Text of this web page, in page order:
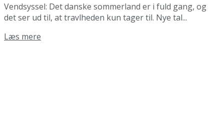
Vendsyssel: Det danske sommerland er i fuld gang, og
det ser ud til, at travlheden kun tager til. Nye tal...
Læs mere